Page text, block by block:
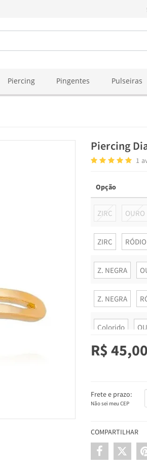
Piercing Pingentes Pulseiras
Piercing
1
Opção
ZIRC OURO
ZIRC RÓDIO
Z. NEGRA
Z. NEGRA
Colorido
Colorido
R$ 45,00
Frete e prazo:
Não sei meu CEP
COMPARTILHAR